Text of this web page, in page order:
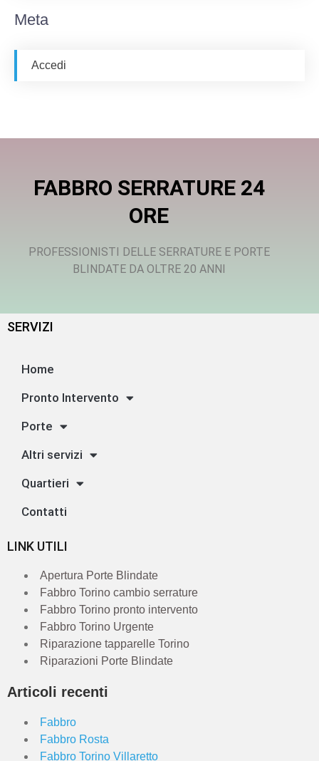
Meta
Accedi
FABBRO SERRATURE 24
ORE
PROFESSIONISTI DELLE SERRATURE E PORTE
BLINDATE DA OLTRE 20 ANNI
SERVIZI
Home
Pronto Intervento
Porte
Altri servizi
Quartieri
Contatti
LINK UTILI
Apertura Porte Blindate
Fabbro Torino cambio serrature
Fabbro Torino pronto intervento
Fabbro Torino Urgente
Riparazione tapparelle Torino
Riparazioni Porte Blindate
Articoli recenti
Fabbro
Fabbro Rosta
Fabbro Torino Villaretto